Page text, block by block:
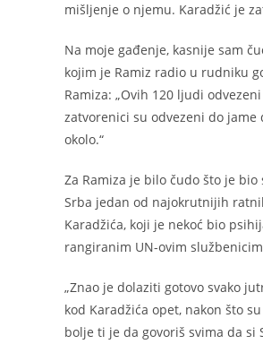
mišljenje o njemu. Karadžić je
Na moje gađenje, kasnije sam
kojim je Ramiz radio u rudniku
Ramiza: „Ovih 120 ljudi
zatvorenici su odvezeni do
okolo.“
Za Ramiza je bilo čudo što je
Srba jedan od najokrutnijih
Karadžića, koji je nekoć bio
rangiranim UN-ovim
„Znao je dolaziti gotovo svako
kod Karadžića opet, nakon što
bolje ti je da govoriš svima da si